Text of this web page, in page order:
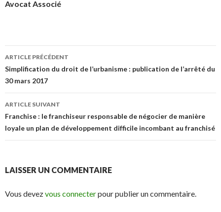
Avocat Associé
Navigation
des
articles
ARTICLE PRÉCÉDENT
Simplification du droit de l’urbanisme : publication de l’arrêté du
30 mars 2017
ARTICLE SUIVANT
Franchise : le franchiseur responsable de négocier de manière
loyale un plan de développement difficile incombant au franchisé
LAISSER UN COMMENTAIRE
Vous devezvous connecterpour publier un commentaire.